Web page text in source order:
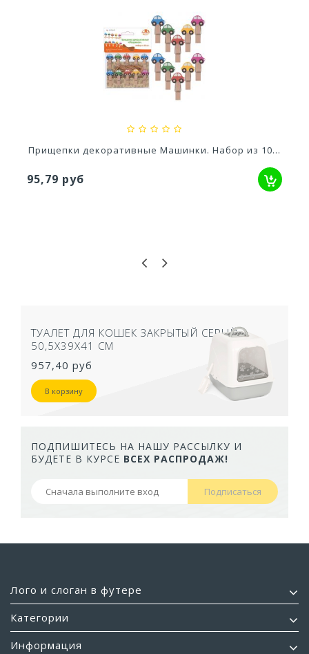
Ускоритель компоста 60гр
Прищепки декоративные Машинки. Набор из 10...
95,79 руб
ТУАЛЕТ ДЛЯ КОШЕК ЗАКРЫТЫЙ СЕРЫЙ
50,5Х39Х41 СМ
957,40 руб
В корзину
ПОДПИШИТЕСЬ НА НАШУ РАССЫЛКУ И
БУДЕТЕ В КУРСЕ ВСЕХ РАСПРОДАЖ!
Подписаться
Лого и слоган в футере
Категории
Информация